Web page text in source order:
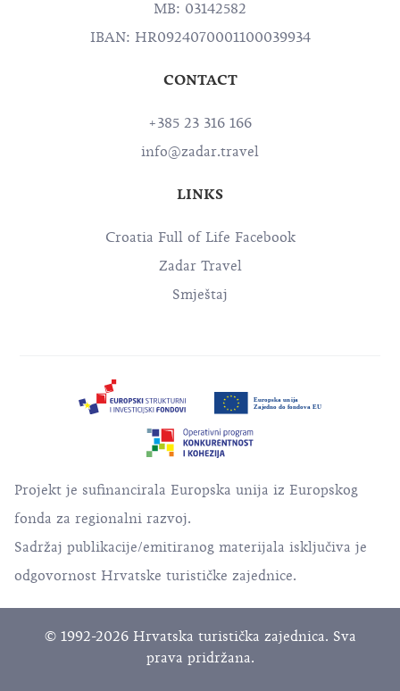
MB: 03142582
IBAN: HR0924070001100039934
CONTACT
+385 23 316 166
info@zadar.travel
LINKS
Croatia Full of Life Facebook
Zadar Travel
Smještaj
Projekt je sufinancirala Europska unija iz Europskog
fonda za regionalni razvoj.
Sadržaj publikacije/emitiranog materijala isključiva je
odgovornost Hrvatske turističke zajednice.
© 1992-2026 Hrvatska turistička zajednica. Sva
prava pridržana.